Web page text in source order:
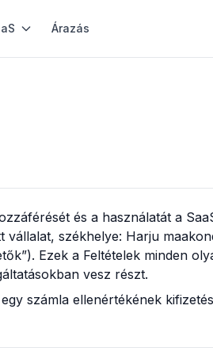
Árazás
és a használatát a
vállalat, székhelye: Harju
Ezek a Feltételek minden
vesz részt.
számla ellenértékének